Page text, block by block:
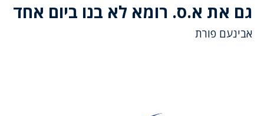
גם את א.ס. רומא לא בנו ביום אחד
אבינעם פורת